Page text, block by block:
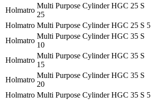
Holmatro
Multi Purpose Cylinder HGC 25 S
25
Holmatro Multi Purpose Cylinder HGC 25 S 5
Holmatro
Multi Purpose Cylinder HGC 35 S
10
Holmatro
Multi Purpose Cylinder HGC 35 S
15
Holmatro
Multi Purpose Cylinder HGC 35 S
20
Holmatro Multi Purpose Cylinder HGC 35 S 5